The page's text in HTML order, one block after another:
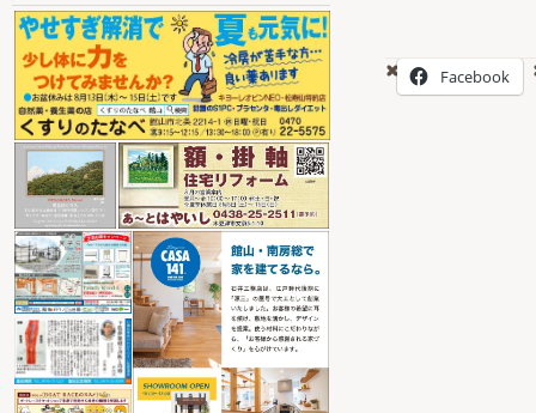
Facebook